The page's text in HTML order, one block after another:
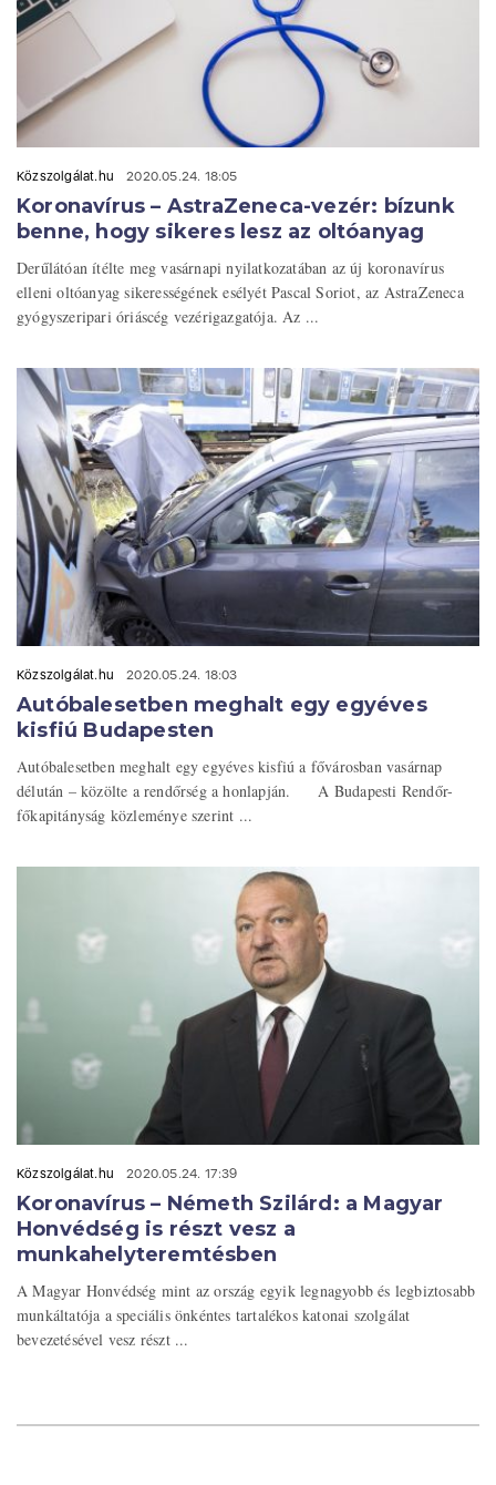
Közszolgálat.hu 2020.05.24. 18:05
Koronavírus – AstraZeneca-vezér: bízunk
benne, hogy sikeres lesz az oltóanyag
Derűlátóan ítélte meg vasárnapi nyilatkozatában az új koronavírus
elleni oltóanyag sikerességének esélyét Pascal Soriot, az AstraZeneca
gyógyszeripari óriáscég vezérigazgatója. Az ...
Közszolgálat.hu 2020.05.24. 18:03
Autóbalesetben meghalt egy egyéves
kisfiú Budapesten
Autóbalesetben meghalt egy egyéves kisfiú a fővárosban vasárnap
délután – közölte a rendőrség a honlapján. A Budapesti Rendőr-
főkapitányság közleménye szerint ...
Közszolgálat.hu 2020.05.24. 17:39
Koronavírus – Németh Szilárd: a Magyar
Honvédség is részt vesz a
munkahelyteremtésben
A Magyar Honvédség mint az ország egyik legnagyobb és legbiztosabb
munkáltatója a speciális önkéntes tartalékos katonai szolgálat
bevezetésével vesz részt ...